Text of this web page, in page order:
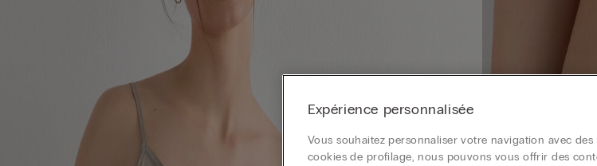
Expérience personnalisée
Vous souhaitez personnaliser votre navigation avec
cookies de profilage, nous pouvons vous offrir des